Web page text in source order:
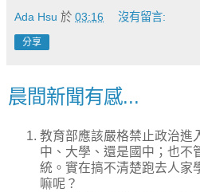
Ada Hsu 於 03:16 沒有留言:
分享
晨間新聞有感...
教育部應該嚴格禁止政治進
中、大學、還是國中；也不
統。實在搞不清楚跑去人家
嘛呢？